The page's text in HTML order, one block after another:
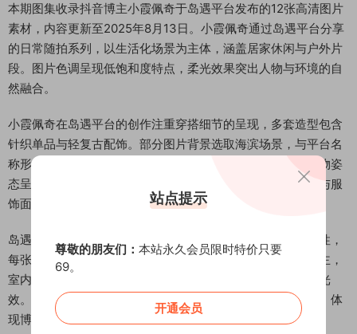
本期图集收录抖音博主小霞佩奇于岛遇平台发布的12张高清图片
素材，内容更新至2025年8月13日。小霞佩奇通过岛遇平台分享
的日常随拍系列，以生活化场景为主体，涵盖居家休闲与户外片
段。图片色调呈现低饱和度特点，柔光效果突出人物与环境的自
然融合。
小霞佩奇在岛遇平台的创作注重穿搭细节的呈现，多套造型包含
针织单品与轻复古配饰。部分图片背景选取海滨场景，与平台名
称形成内容呼应。画面构图采用中心对称与三分法结合，人物姿
态呈现日常化互动感。图像分辨率保持高清画质，皮肤纹理与服
饰面料细节得到清晰展现。
岛遇平台的内容特色在本期小霞佩奇图集中体现为场景叙事性，
每张图片均保留环境要素的完整呈现。光线运用以自然光为主，
室内拍摄采用窗侧逆光手法，室外场景多捕捉黄昏时段柔和光
效。小霞佩奇的发型变化与妆容风格在不同场景中保持统一，体
现博主个人审美体系的一致性。
站点提示
尊敬的朋友们： 本站永久会员限时特价只要
69。
开通会员